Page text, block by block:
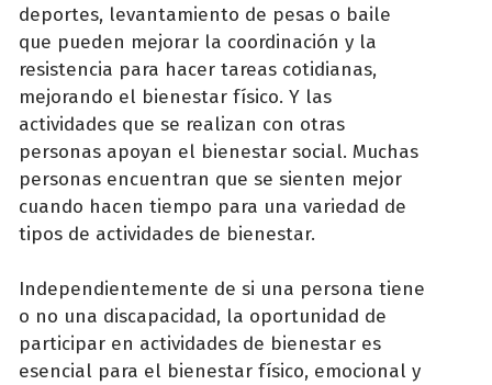
deportes, levantamiento de pesas o baile
que pueden mejorar la coordinación y la
resistencia para hacer tareas cotidianas,
mejorando el bienestar físico. Y las
actividades que se realizan con otras
personas apoyan el bienestar social. Muchas
personas encuentran que se sienten mejor
cuando hacen tiempo para una variedad de
tipos de actividades de bienestar.
Independientemente de si una persona tiene
o no una discapacidad, la oportunidad de
participar en actividades de bienestar es
esencial para el bienestar físico, emocional y